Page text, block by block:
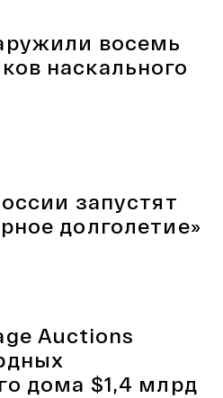
восемь
наскального
запустят
долголетие»
Auctions
дома $1,4 млрд